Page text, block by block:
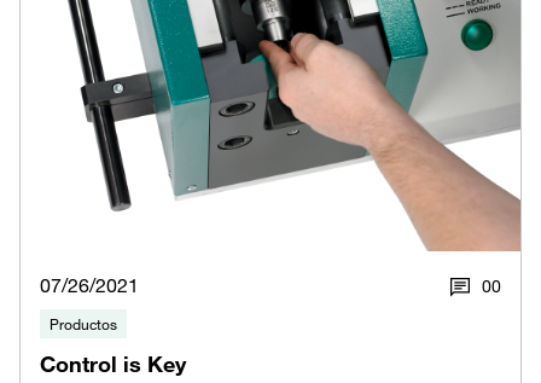
07/26/2021 00
Productos
Control is Key